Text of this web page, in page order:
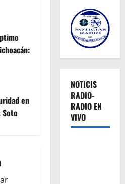
en
Soto
NOTICIS
RADIO-
RADIO EN
VIVO